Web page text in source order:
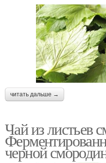
читать дальше →
Чай из листьев
черной